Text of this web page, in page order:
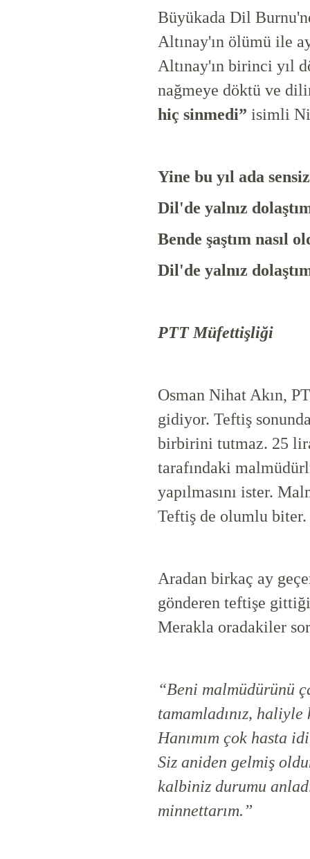
Büyükada Dil
Altınay'ın ölümü ile
Altınay'ın birinci yıl
nağmeye döktü ve
hiç sinmedi” isimli
Yine bu yıl ada
Dil'de yalnız
Bende şaştım nasıl
Dil'de yalnız
PTT Müfettişliği
Osman Nihat Akın,
gidiyor. Teftiş
birbirini tutmaz. 25
tarafındaki
yapılmasını ister.
Teftiş de olumlu biter.
Aradan birkaç ay
gönderen teftişe
Merakla oradakiler
“Beni malmüdürünü
tamamladınız, haliyle
Hanımım çok hasta
Siz aniden gelmiş
kalbiniz durumu
minnettarım.”